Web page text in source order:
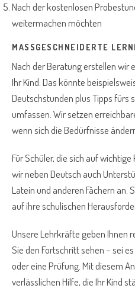
Nach der kostenlosen
weitermachen möchten
MASSGESCHNEIDERTE
Nach der Beratung erstellen wir
Ihr Kind. Das könnte
Deutschstunden plus Tipps fürs
umfassen. Wir setzen
wenn sich die Bedürfnisse
Für Schüler, die sich auf
wir neben Deutsch auch
Latein und anderen Fächern an.
auf ihre schulischen
Unsere Lehrkräfte geben Ihnen
Sie den Fortschritt sehen – sei
oder eine Prüfung. Mit diesem
verlässlichen Hilfe, die Ihr Kind